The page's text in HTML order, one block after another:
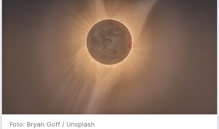
Foto: Bryan Goff / Unsplash